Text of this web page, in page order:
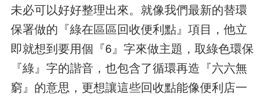
未必可以好好整理出來。就像我們最新的替環
保署做的『綠在區區回收便利點』項目，他立
即就想到要用個『6』字來做主題，取綠色環保
『綠』字的諧音，也包含了循環再造『六六無
窮』的意思，更想讓這些回收點能像便利店一